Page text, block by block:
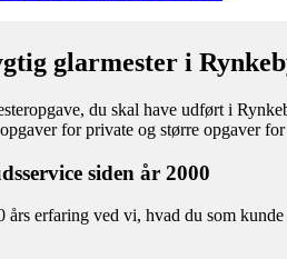
glarmester i
du skal have udført i
for private og større opgaver
siden år 2000
års erfaring ved vi, hvad du som